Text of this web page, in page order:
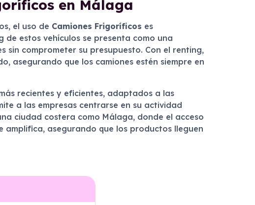
en Málaga
el uso de Camiones Frigoríficos es
estos vehículos se presenta como una
sin comprometer su presupuesto. Con el renting,
asegurando que los camiones estén siempre en
recientes y eficientes, adaptados a las
a las empresas centrarse en su actividad
ciudad costera como Málaga, donde el acceso
asegurando que los productos lleguen